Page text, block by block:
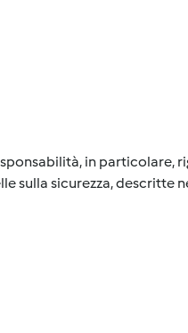
in particolare,
sulla sicurezza, descritte